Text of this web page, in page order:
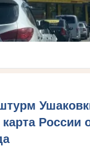
России